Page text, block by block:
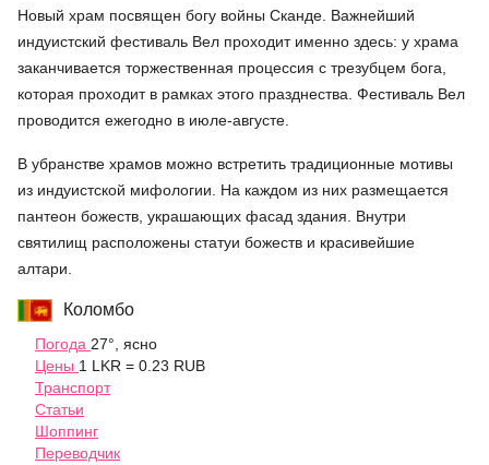
Новый храм посвящен богу войны Сканде. Важнейший
индуистский фестиваль Вел проходит именно здесь: у храма
заканчивается торжественная процессия с трезубцем бога,
которая проходит в рамках этого празднества. Фестиваль Вел
проводится ежегодно в июле-августе.
В убранстве храмов можно встретить традиционные мотивы
из индуистской мифологии. На каждом из них размещается
пантеон божеств, украшающих фасад здания. Внутри
святилищ расположены статуи божеств и красивейшие
алтари.
Коломбо
Погода 27°, ясно
Цены 1 LKR = 0.23 RUB
Транспорт
Статьи
Шоппинг
Переводчик